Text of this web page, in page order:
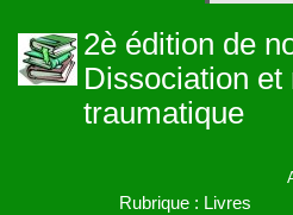
2è édition de
Dissociation et
traumatique
Rubrique : Livres